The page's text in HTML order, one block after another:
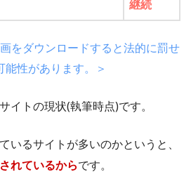
継続
をダウンロードすると法的に罰せ
能性があります。＞
イトの現状(執筆時点)です。
いるサイトが多いのかというと、
れているからです。